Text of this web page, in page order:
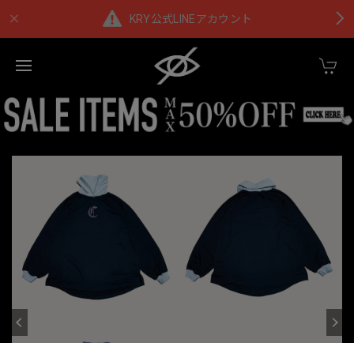
KRY公式LINEアカウント